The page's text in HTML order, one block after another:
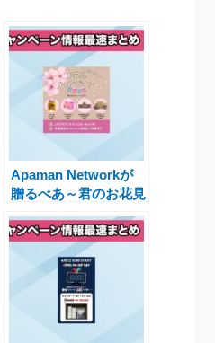
Apaman Networkが
贈るべあ～君のお花見
魅力と参加方法